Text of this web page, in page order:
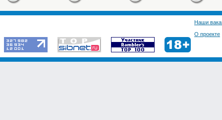
Наши
О проекте